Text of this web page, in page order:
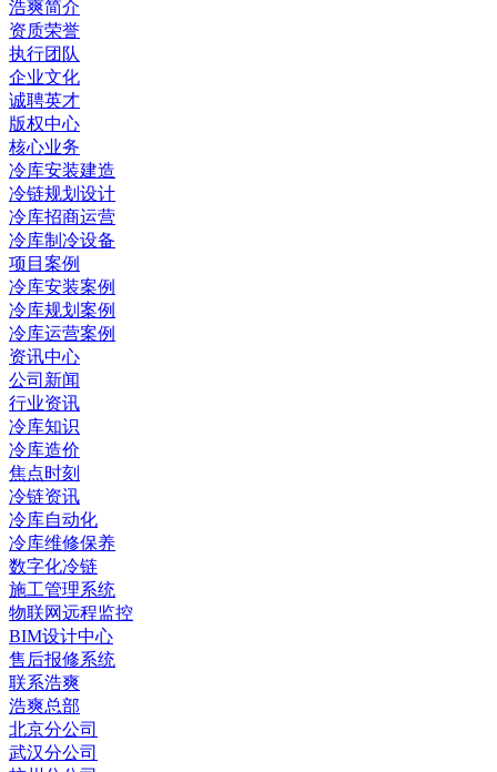
浩爽简介
资质荣誉
执行团队
企业文化
诚聘英才
版权中心
核心业务
冷库安装建造
冷链规划设计
冷库招商运营
冷库制冷设备
项目案例
冷库安装案例
冷库规划案例
冷库运营案例
资讯中心
公司新闻
行业资讯
冷库知识
冷库造价
焦点时刻
冷链资讯
冷库自动化
冷库维修保养
数字化冷链
施工管理系统
物联网远程监控
BIM设计中心
售后报修系统
联系浩爽
浩爽总部
北京分公司
武汉分公司